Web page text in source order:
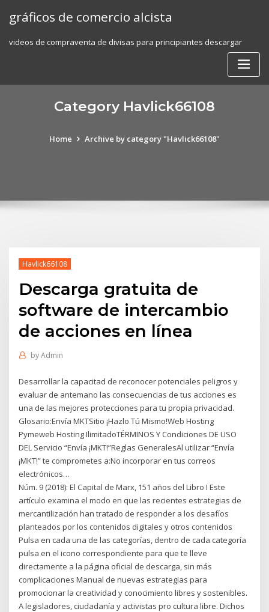
gráficos de comercio alcista
videos de compraventa de divisas para principiantes descargar
Category Havlick66108
Home Archive by category "Havlick66108"
Havlick66108
Descarga gratuita de
software de intercambio
de acciones en línea
byAdmin
Desarrollar la capacitad de reconocer potenciales peligros y
evaluar de antemano las consecuencias de tus acciones es
una de las mejores protecciones para tu propia privacidad.
Glosario:Envía MKTSitio ¡Hazlo Tú Mismo!Web Hosting
Pymeweb Hosting IlimitadoTÉRMINOS Y Condiciones DE USO
DEL Servicio “Envía ¡MKT!”Reglas GeneralesAl utilizar “Envía
¡MKT!” te comprometes a:No incorporar en tus correos
electrónicos…
Núm. 9 (2018): El Capital de Marx, 151 años del Libro I Este
artículo examina el modo en que las recientes estrategias de
mercantilización han tratado de responder a los desafíos
planteados por los contenidos digitales y otros contenidos
Pulsa en cada una de las categorías, dentro de cada categoría
pulsa en el icono correspondiente para que te lleve
directamente a la página oficial de descarga, sin más
complicaciones Manual de nuevas estrategias para
promocionar la creatividad y conocimiento libres y sostenibles.
A legisladores, ciudadanía y activistas pro cultura libre. Dichos